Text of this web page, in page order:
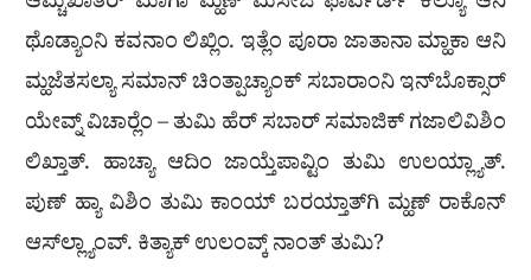
ಥೊಡ್ಯಾಂನಿ ಕವನಾಂ ಲಿಖ್ಲಿಂ. ಇತ್ಲೆಂ ಪೂರಾ ಜಾತಾನಾ ಮ್ಹಾಕಾ ಆನಿ
ಮ್ಹಜೆತಸಲ್ಯಾ ಸಮಾನ್ ಚಿಂತ್ಪಾಚ್ಯಾಂಕ್ ಸಬಾರಾಂನಿ ಇನ್‌ಬೊಕ್ಸಾರ್
ಯೇವ್ನ್ ವಿಚಾರ‍್ಲೆಂ – ತುಮಿ ಹೆರ್ ಸಬಾರ್ ಸಮಾಜಿಕ್ ಗಜಾಲಿವಿಶಿಂ
ಲಿಖ್ತಾತ್. ಹಾಚ್ಯಾ ಆದಿಂ ಜಾಯ್ತೆಪಾವ್ಟಿಂ ತುಮಿ ಉಲಯ್ಲ್ಯಾತ್.
ಪುಣ್ ಹ್ಯಾ ವಿಶಿಂ ತುಮಿ ಕಾಂಯ್ ಬರಯ್ತಾತ್‌ಗಿ ಮ್ಹಣ್ ರಾಕೊನ್
ಆಸ್‌ಲ್ಲ್ಯಾಂವ್. ಕಿತ್ಯಾಕ್ ಉಲಂವ್ಕ್ ನಾಂತ್ ತುಮಿ?